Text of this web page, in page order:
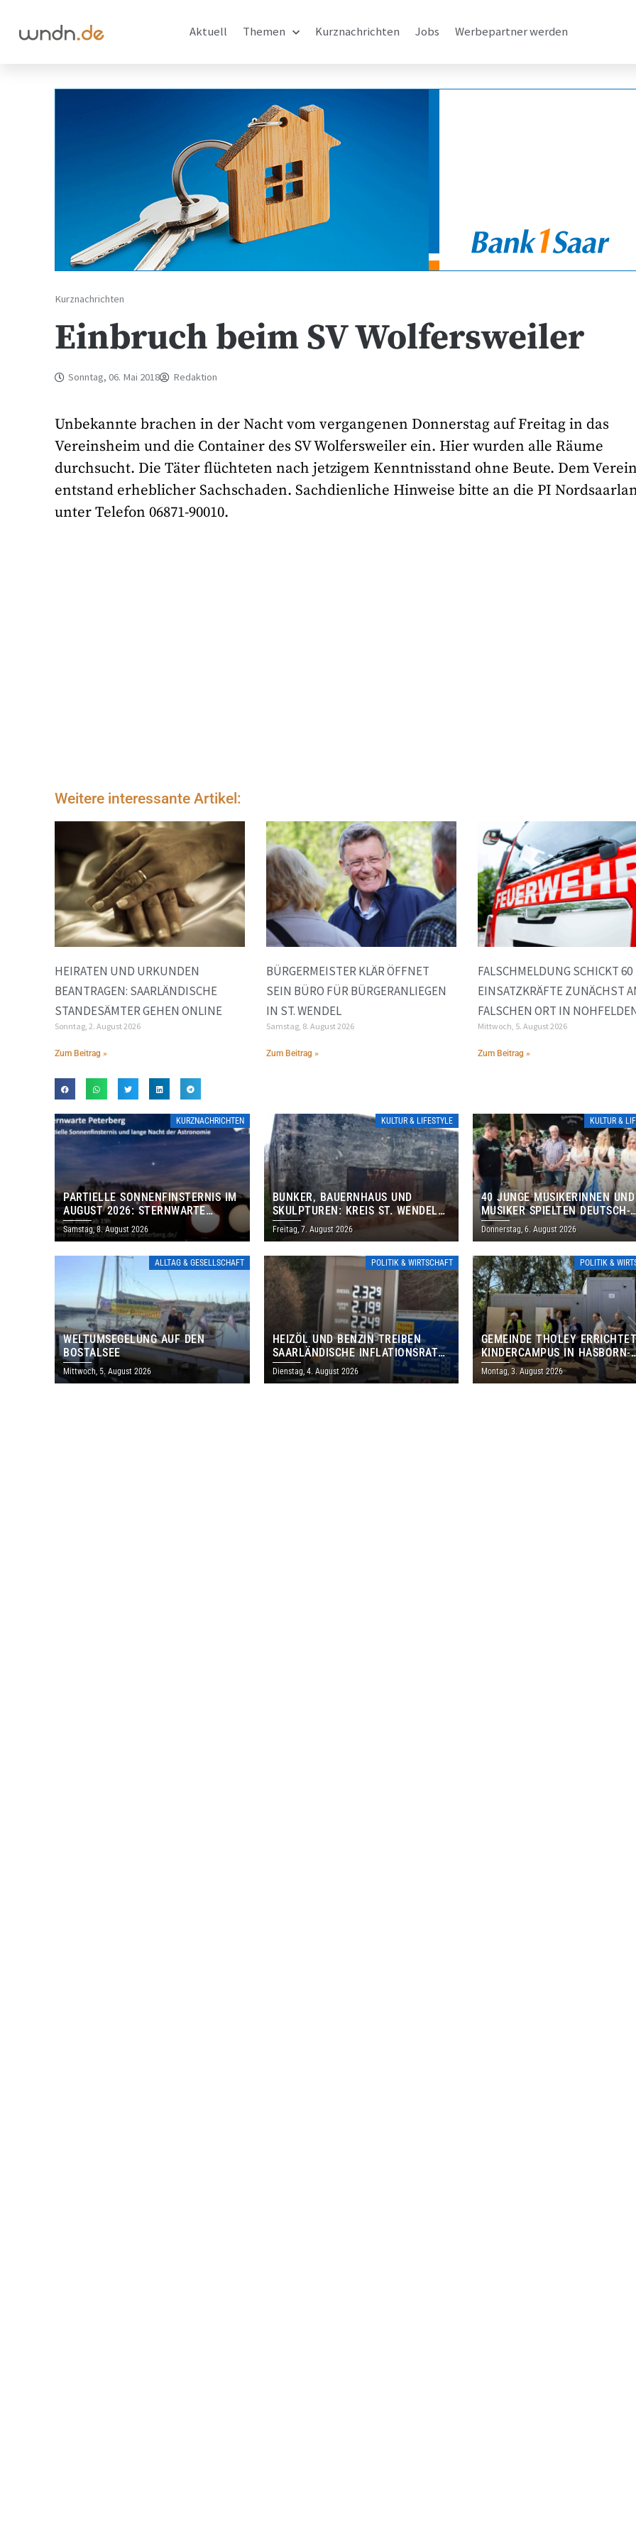
Aktuell Themen Kurznachrichten Jobs Werbepartner werden
Kurznachrichten
Einbruch beim SV Wolfersweiler
Sonntag, 06. Mai 2018 Redaktion
Unbekannte brachen in der Nacht vom vergangenen Donnerstag auf Freitag in das
Vereinsheim und die Container des SV Wolfersweiler ein. Hier wurden alle Räume
durchsucht. Die Täter flüchteten nach jetzigem Kenntnisstand ohne Beute. Dem Verein
entstand erheblicher Sachschaden. Sachdienliche Hinweise bitte an die PI
unter Telefon 06871-90010.
Weitere interessante Artikel:
HEIRATEN UND URKUNDEN
BEANTRAGEN: SAARLÄNDISCHE
STANDESÄMTER GEHEN ONLINE
Sonntag, 2. August 2026
Zum Beitrag »
BÜRGERMEISTER KLÄR ÖFFNET
SEIN BÜRO FÜR BÜRGERANLIEGEN
IN ST. WENDEL
Samstag, 8. August 2026
Zum Beitrag »
FALSCHMELDUNG SCHICKT 60
EINSATZKRÄFTE ZUNÄCHST
FALSCHEN ORT IN
Mittwoch, 5. August 2026
Zum Beitrag »
KURZNACHRICHTEN
PARTIELLE SONNENFINSTERNIS IM
AUGUST 2026: STERNWARTE
PETERBERG ÖFFNET KOSTENLOS
IHRE TORE
Samstag, 8. August 2026
KULTUR & LIFESTYLE
BUNKER, BAUERNHAUS UND
SKULPTUREN: KREIS ST. WENDEL
LÄDT ZUM TAG DES OFFENEN
DENKMALS EIN
Freitag, 7. August 2026
KULTUR &
40 JUNGE MUSIKERINNEN UND
MUSIKER SPIELTEN DEUTSCH-
BRASILIANISCHES
THOLEY
Donnerstag, 6. August 2026
ALLTAG & GESELLSCHAFT
WELTUMSEGELUNG AUF DEN
BOSTALSEE
Mittwoch, 5. August 2026
POLITIK & WIRTSCHAFT
HEIZÖL UND BENZIN TREIBEN
SAARLÄNDISCHE INFLATIONSRATE
IM JULI AUF 3,2 PROZENT
Dienstag, 4. August 2026
POLITIK &
GEMEINDE THOLEY
KINDERCAMPUS IN HASBORN-
DAUTWEILER FÜR RUND 8,5
MILLIONEN EURO
Montag, 3. August 2026